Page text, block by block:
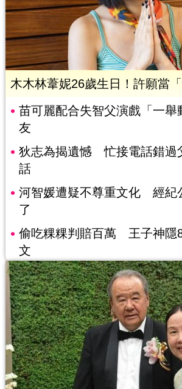
木木林葦妮26歲生日！許願當「
苗可麗配合失智父演戲「一舉
友
狄志為揭遺憾 忙接電話錯過
話
河智媛遭疑不尊重文化 經紀
了
偷吃粿粿判賠百萬 王子神隱
文